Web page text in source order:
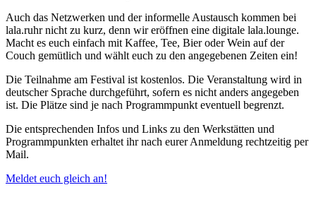
Auch das Netzwerken und der informelle Austausch kommen bei
lala.ruhr nicht zu kurz, denn wir eröffnen eine digitale lala.lounge.
Macht es euch einfach mit Kaffee, Tee, Bier oder Wein auf der
Couch gemütlich und wählt euch zu den angegebenen Zeiten ein!
Die Teilnahme am Festival ist kostenlos. Die Veranstaltung wird in
deutscher Sprache durchgeführt, sofern es nicht anders angegeben
ist. Die Plätze sind je nach Programmpunkt eventuell begrenzt.
Die entsprechenden Infos und Links zu den Werkstätten und
Programmpunkten erhaltet ihr nach eurer Anmeldung rechtzeitig per
Mail.
Meldet euch gleich an!